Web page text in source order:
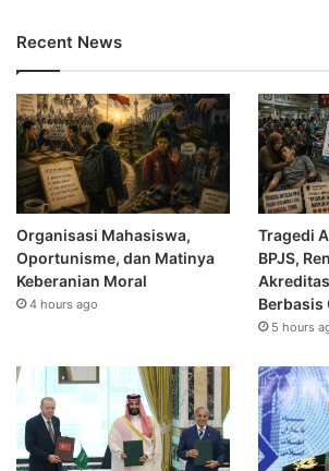
Recent News
Organisasi Mahasiswa,
Oportunisme, dan Matinya
Keberanian Moral
4 hours ago
Tragedi
BPJS,
Berbasis
5 hours